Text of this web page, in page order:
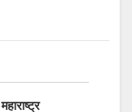
महाराष्ट्र